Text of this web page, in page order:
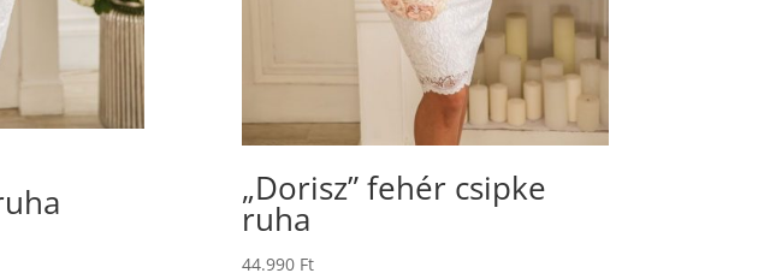
„Dorisz” fehér csipke
ruha
44.990 Ft